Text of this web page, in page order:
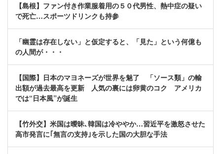
【島根】ファン付き作業服着用の５０代男性、熱中症の疑い
で死亡…スポーツドリンクも持参
「幽霊は存在しない」と仮定すると、「見た」という何億も
の人間が・・・
【国際】日本のマヨネーズが世界を魅了 「ソース類」の輸
出額が過去最高を更新 人気の裏には卵黄のコク アメリカ
では“日本風”が誕生
【竹外交】米国は曖昧､韓国は冷ややか…習近平を激怒させた
高市発言に｢無言の支持｣を示した国の大胆な手法